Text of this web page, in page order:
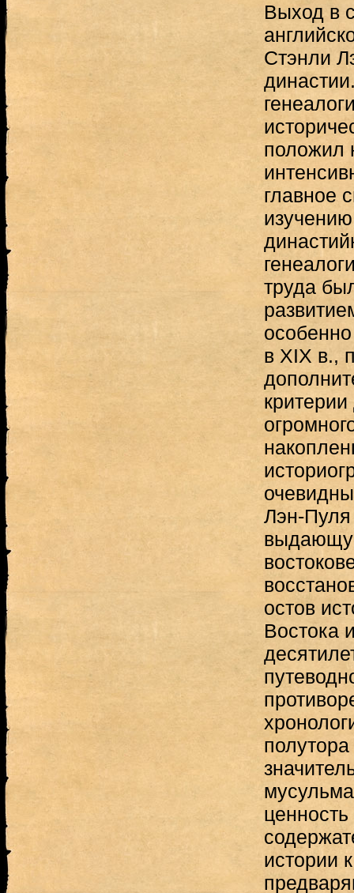
Выход в
Стэнли
положил
главное
труда
в XIX в.,
Лэн-Пуля
остов
Востока
истории